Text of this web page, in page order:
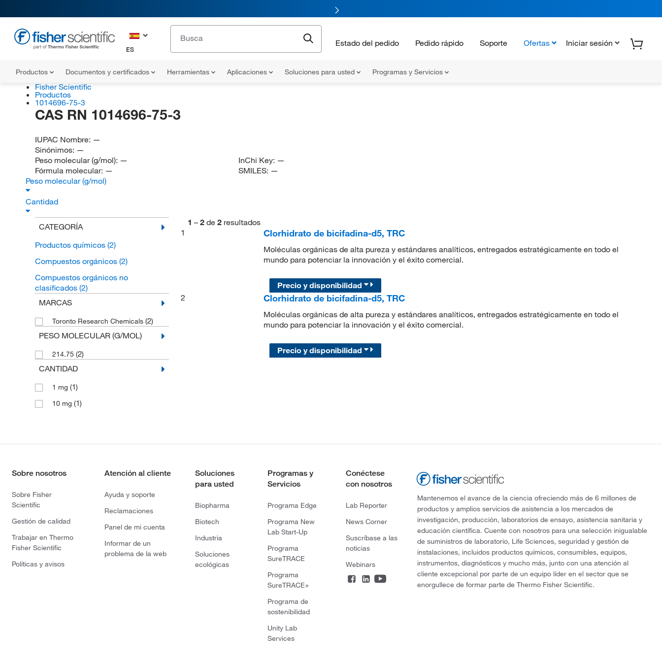
ES
Estado del pedido Pedido rápido Soporte Ofertas Iniciar sesión
Productos Documentos y certificados Herramientas Aplicaciones Soluciones para usted Programas y Servicios
Fisher Scientific
Productos
1014696-75-3
CAS RN 1014696-75-3
IUPAC Nombre: —
Sinónimos: —
Peso molecular (g/mol): —
Fórmula molecular: —
InChi Key: —
SMILES: —
Peso molecular (g/mol)
Cantidad
CATEGORÍA
Productos químicos (2)
Compuestos orgánicos (2)
Compuestos orgánicos no
clasificados (2)
MARCAS
Toronto Research Chemicals (2)
PESO MOLECULAR (G/MOL)
214.75 (2)
CANTIDAD
1 mg (1)
10 mg (1)
1 – 2 de 2 resultados
1
Clorhidrato de bicifadina-d5, TRC
Moléculas orgánicas de alta pureza y estándares analíticos, entregados estratégicamente en todo el
mundo para potenciar la innovación y el éxito comercial.
Precio y disponibilidad
2
Clorhidrato de bicifadina-d5, TRC
Moléculas orgánicas de alta pureza y estándares analíticos, entregados estratégicamente en todo el
mundo para potenciar la innovación y el éxito comercial.
Precio y disponibilidad
Sobre nosotros
Sobre Fisher
Scientific
Gestión de calidad
Trabajar en Thermo
Fisher Scientific
Políticas y avisos
Atención al cliente
Ayuda y soporte
Reclamaciones
Panel de mi cuenta
Informar de un
problema de la web
Soluciones
para usted
Biopharma
Biotech
Industria
Soluciones
ecológicas
Programas y
Servicios
Programa Edge
Programa New
Lab Start-Up
Programa
SureTRACE
Programa
SureTRACE+
Programa de
sostenibilidad
Unity Lab
Services
Conéctese
con nosotros
Lab Reporter
News Corner
Suscríbase a las
noticias
Webinars
Mantenemos el avance de la ciencia ofreciendo más de 6 millones de
productos y amplios servicios de asistencia a los mercados de
investigación, producción, laboratorios de ensayo, asistencia sanitaria y
educación científica. Cuente con nosotros para una selección inigualable
de suministros de laboratorio, Life Sciences, seguridad y gestión de
instalaciones, incluidos productos químicos, consumibles, equipos,
instrumentos, diagnósticos y mucho más, junto con una atención al
cliente excepcional por parte de un equipo líder en el sector que se
enorgullece de formar parte de Thermo Fisher Scientific.